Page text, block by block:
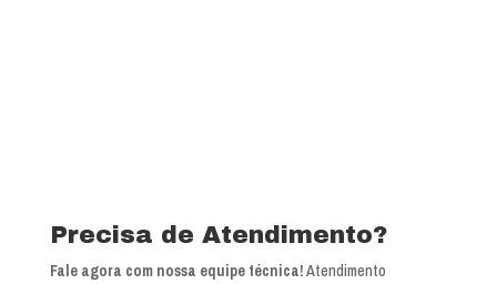
Precisa de Atendimento?
Fale agora com nossa equipe técnica!Atendimento